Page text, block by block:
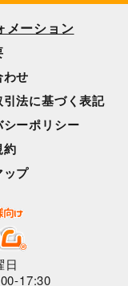
メーション
せ
法に基づく表記
ーポリシー
約
ップ
日
17:30